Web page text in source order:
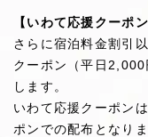
【いわて応援クーポン
さらに宿泊料金割引
クーポン（平日
します。
いわて応援クーポンは
ポンでの配布となりま